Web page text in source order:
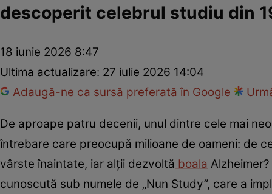
descoperit celebrul studiu din
18 iunie 2026 8:47
Ultima actualizare: 27 iulie 2026 14:04
Adaugă-ne ca sursă preferată în Google
De aproape patru decenii, unul dintre cele mai
întrebare care preocupă milioane de oameni: de
vârste înaintate, iar alții dezvoltă boala
cunoscută sub numele de „Nun Study”, care a